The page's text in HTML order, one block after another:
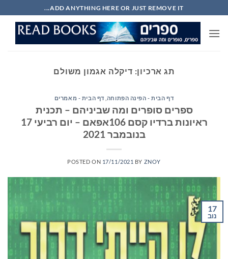
to
content
ADD ANYTHING HERE OR JUST REMOVE IT...
תג ארכיון: דיקלה אגמון משולם
דף הבית - הפינה הפתוחה דף הבית - מאמרים
ספרים סופרים ומה שביניהם – תכנית
ראיונות ברדיו קסם 106אפאם – יום רביעי 17
בנובמבר 2021
POSTED ON 17/11/2021 BY ZNOY
17
נוב